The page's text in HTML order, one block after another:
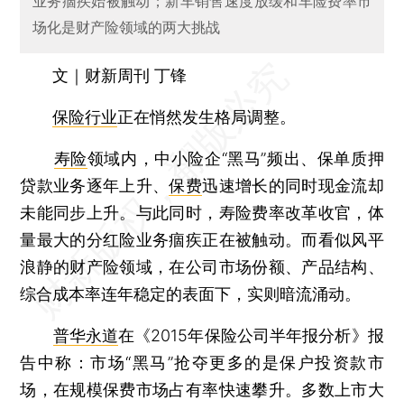
场化是财产险领域的两大挑战
文｜财新周刊 丁锋
保险行业正在悄然发生格局调整。
寿险领域内，中小险企“黑马”频出、保单质押
贷款业务逐年上升、保费迅速增长的同时现金流却
未能同步上升。与此同时，寿险费率改革收官，体
量最大的分红险业务痼疾正在被触动。而看似风平
浪静的财产险领域，在公司市场份额、产品结构、
综合成本率连年稳定的表面下，实则暗流涌动。
普华永道在《2015年保险公司半年报分析》报
告中称：市场“黑马”抢夺更多的是保户投资款市
场，在规模保费市场占有率快速攀升。多数上市大